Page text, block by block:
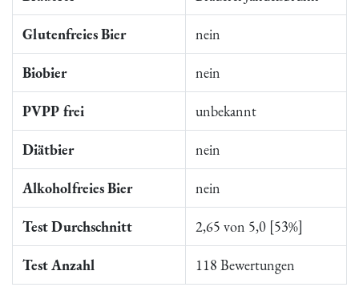
Glutenfreies Bier nein
Biobier nein
PVPP frei unbekannt
Diätbier nein
Alkoholfreies Bier nein
Test Durchschnitt 2,65 von 5,0 [53%]
Test Anzahl 118 Bewertungen